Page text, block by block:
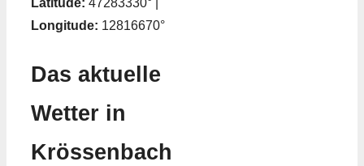
Latitude: 47283330° |
Longitude: 12816670°
Das aktuelle
Wetter in
Krössenbach